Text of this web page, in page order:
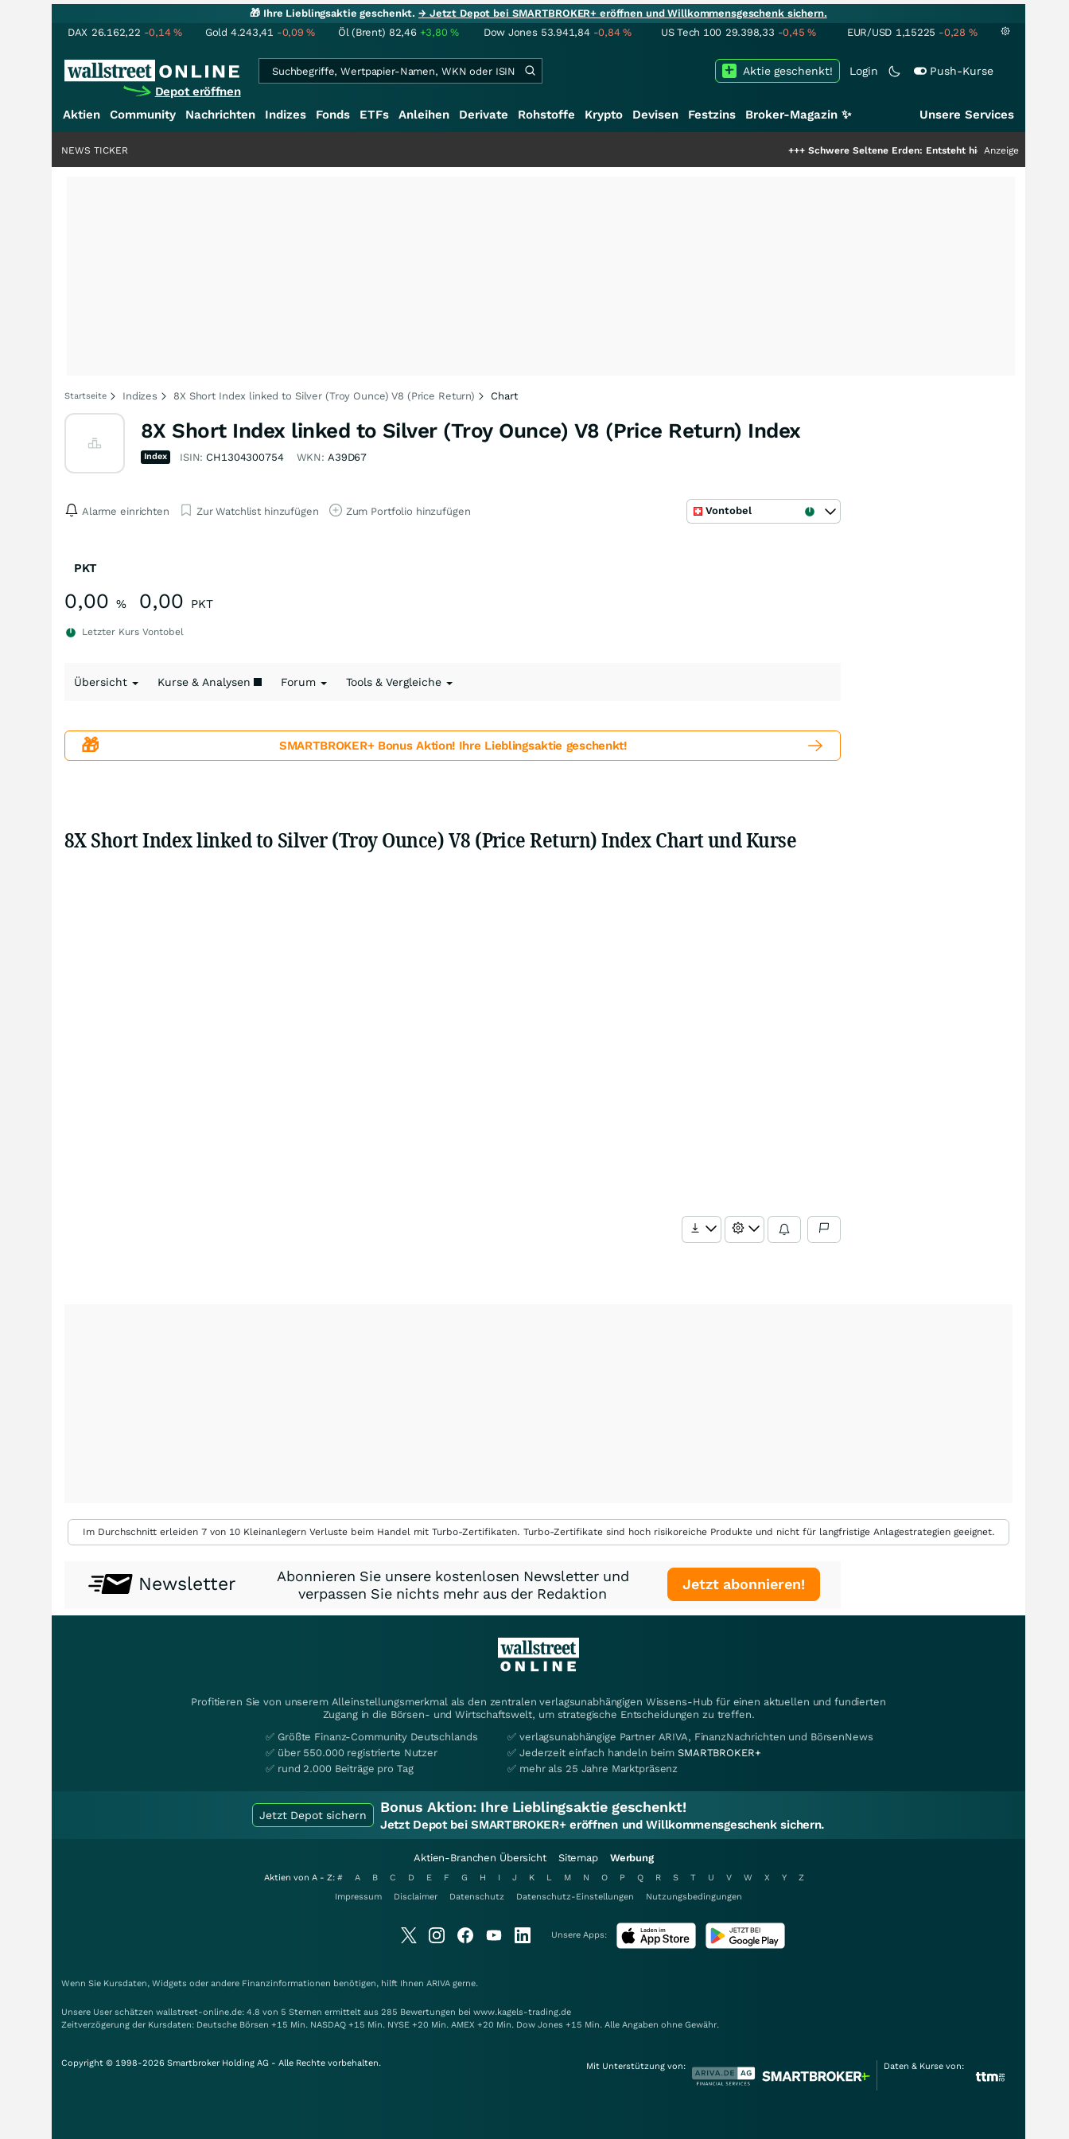
🎁 Ihre Lieblingsaktie geschenkt.→ Jetzt Depot bei SMARTBROKER+ eröffnen und Willkommensgeschenk sichern.
DAX 26.162,22 -0,14% Gold 4.243,41 -0,09% Öl (Brent) 82,46 +3,80% Dow Jones 53.941,84 -0,84% US Tech 100 29.398,33 -0,45% EUR/USD 1,15225 -0,28 %
Depot eröffnen
Login Push-Kurse
Aktie geschenkt!
Aktien Community Nachrichten Indizes Fonds ETFs Anleihen Derivate Rohstoffe Krypto Devisen Festzins Broker-Magazin ✨ Unsere Services
Schwere Seltene Erden: Entsteht hier die nächste
Anzeige
NEWS TICKER
Startseite Indizes 8X Short Index linked to Silver (Troy Ounce) V8 (Price Return) Chart
8X Short Index linked to Silver (Troy Ounce) V8 (Price Return) Index
Index ISIN: CH1304300754 WKN: A39D67
Alarme einrichten Zur Watchlist hinzufügen Zum Portfolio hinzufügen Vontobel
PKT
0,00 % 0,00 PKT
Letzter Kurs Vontobel
Übersicht Kurse & Analysen Forum Tools & Vergleiche
🎁 SMARTBROKER+ Bonus Aktion! Ihre Lieblingsaktie geschenkt!
8X Short Index linked to Silver (Troy Ounce) V8 (Price Return) Index Chart und Kurse
Im Durchschnitt erleiden 7 von 10 Kleinanlegern Verluste beim Handel mit Turbo-Zertifikaten. Turbo-Zertifikate sind hoch risikoreiche Produkte und nicht für langfristige Anlagestrategien geeignet.
Newsletter
Abonnieren Sie unsere kostenlosen Newsletter und
verpassen Sie nichts mehr aus der Redaktion
Jetzt abonnieren!
Profitieren Sie von unserem Alleinstellungsmerkmal als den zentralen verlagsunabhängigen Wissens-Hub für einen aktuellen und fundierten
Zugang in die Börsen- und Wirtschaftswelt, um strategische Entscheidungen zu treffen.
✅ Größte Finanz-Community Deutschlands
✅ über 550.000 registrierte Nutzer
✅ rund 2.000 Beiträge pro Tag
✅ verlagsunabhängige Partner ARIVA, FinanzNachrichten und BörsenNews
✅ Jederzeit einfach handeln beimSMARTBROKER+
✅ mehr als 25 Jahre Marktpräsenz
Jetzt Depot sichern Bonus Aktion: Ihre Lieblingsaktie geschenkt!
Jetzt Depot bei SMARTBROKER+ eröffnen und Willkommensgeschenk sichern.
Aktien-Branchen Übersicht Sitemap Werbung
Aktien von A - Z: # A B C D E F G H I J K L M N O P Q R S T U V W X Y
Z
Impressum
Disclaimer Datenschutz Datenschutz-Einstellungen Nutzungsbedingungen
Unsere Apps:
Wenn Sie Kursdaten, Widgets oder andere Finanzinformationen benötigen, hilft Ihnen ARIVA gerne.
Unsere User schätzen wallstreet-online.de: 4.8 von 5 Sternen ermittelt aus 285 Bewertungen bei www.kagels-trading.de
Zeitverzögerung der Kursdaten: Deutsche Börsen +15 Min. NASDAQ +15 Min. NYSE +20 Min. AMEX +20 Min. Dow Jones +15 Min. Alle Angaben ohne Gewähr.
Copyright © 1998-2026 Smartbroker Holding AG - Alle Rechte vorbehalten. Mit Unterstützung von: Daten & Kurse von: